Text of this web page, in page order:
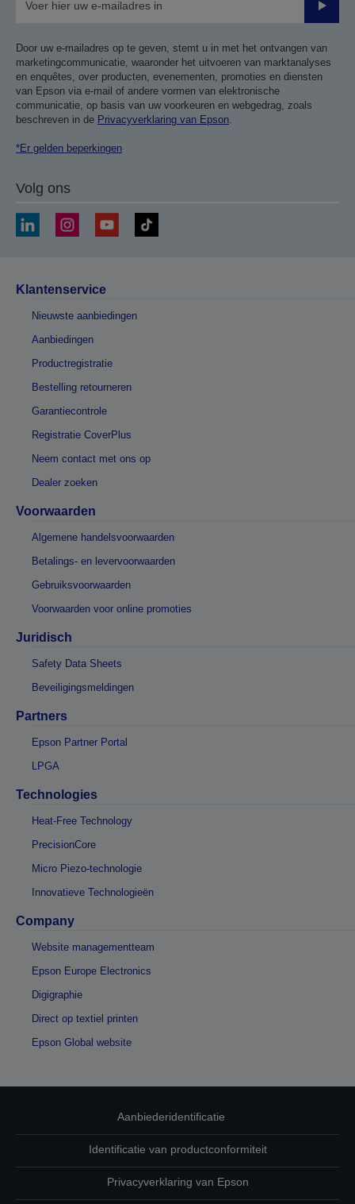
Door uw e-mailadres op te geven, stemt u in met het ontvangen van
marketingcommunicatie, waaronder het uitvoeren van marktanalyses
en enquêtes, over producten, evenementen, promoties en diensten
van Epson via e-mail of andere vormen van elektronische
communicatie, op basis van uw voorkeuren en webgedrag, zoals
beschreven in de Privacyverklaring van Epson
*Er gelden beperkingen
Volg ons
Klantenservice
Nieuwste aanbiedingen
Aanbiedingen
Productregistratie
Bestelling retourneren
Garantiecontrole
Registratie CoverPlus
Neem contact met ons op
Dealer zoeken
Voorwaarden
Algemene handelsvoorwaarden
Betalings- en levervoorwaarden
Gebruiksvoorwaarden
Voorwaarden voor online promoties
Juridisch
Safety Data Sheets
Beveiligingsmeldingen
Partners
Epson Partner Portal
LPGA
Technologies
Heat-Free Technology
PrecisionCore
Micro Piezo-technologie
Innovatieve Technologieën
Company
Website managementteam
Epson Europe Electronics
Digigraphie
Direct op textiel printen
Epson Global website
Aanbiederidentificatie
Identificatie van productconformiteit
Privacyverklaring van Epson